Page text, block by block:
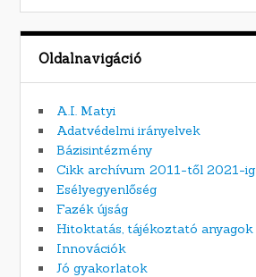
Oldalnavigáció
A.I. Matyi
Adatvédelmi irányelvek
Bázisintézmény
Cikk archívum 2011-től 2021-ig
Esélyegyenlőség
Fazék újság
Hitoktatás, tájékoztató anyagok
Innovációk
Jó gyakorlatok